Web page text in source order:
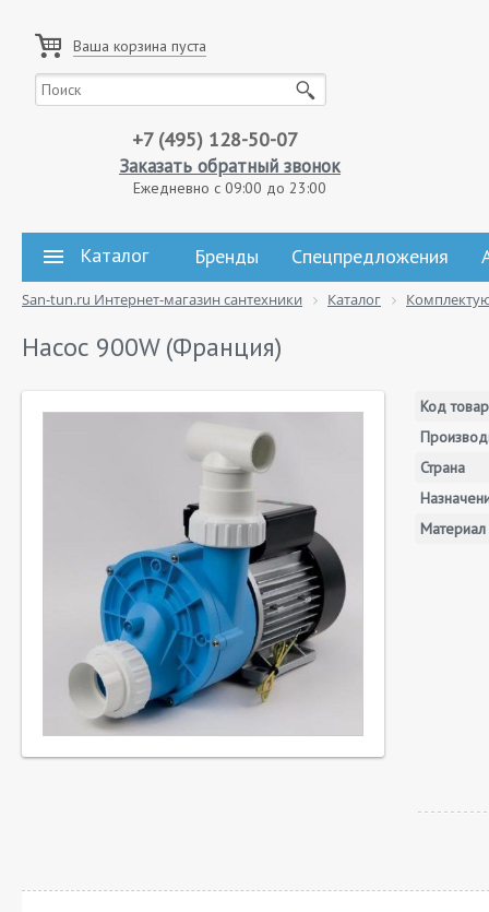
Ваша корзина пуста
+7 (495) 128-50-07
Заказать обратный звонок
Ежедневно с 09:00 до 23:00
Каталог Бренды Спецпредложения
San-tun.ru Интернет-магазин сантехники Каталог
Насос 900W (Франция)
Код
Страна
Материал